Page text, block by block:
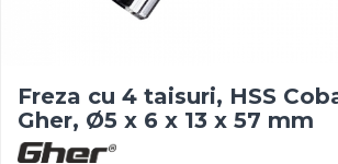
Freza cu 4 taisuri, HSS
Gher, Ø5 x 6 x 13 x 57 mm